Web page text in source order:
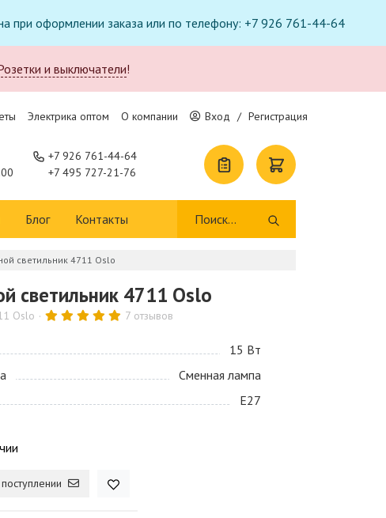
при оформлении заказа или по телефону: +7 926 761-44-64
и выключатели!
Электрика оптом О компании Вход / Регистрация
+7 926 761-44-64
+7 495 727-21-76
Блог Контакты
светильник 4711 Oslo
светильник 4711 Oslo
Oslo 7 отзывов
15 Bт
Сменная лампа
E27